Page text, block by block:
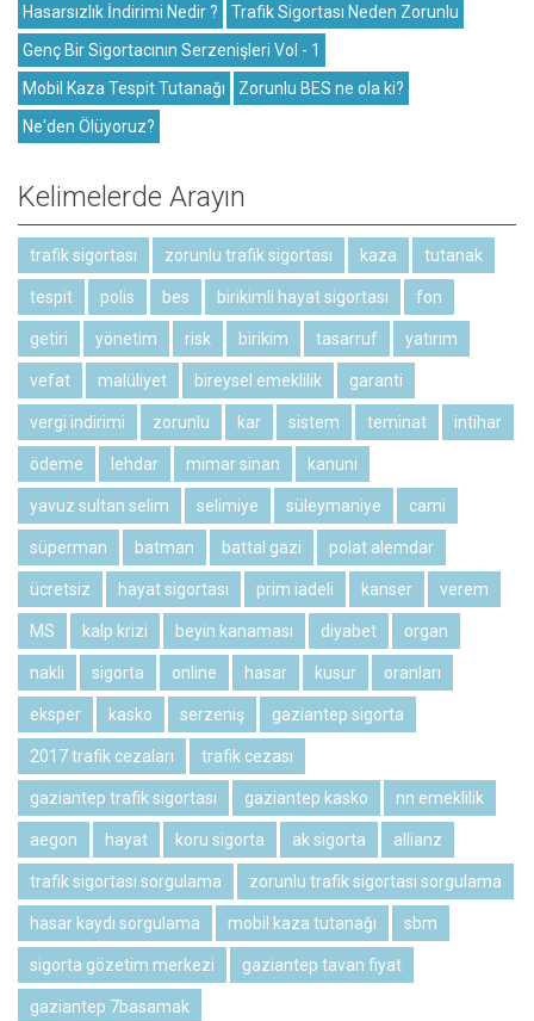
Hasarsızlık İndirimi Nedir ?
Trafik Sigortası Neden Zorunlu
Genç Bir Sigortacının Serzenişleri Vol - 1
Mobil Kaza Tespit Tutanağı
Zorunlu BES ne ola ki?
Ne'den Ölüyoruz?
Kelimelerde Arayın
trafik sigortası zorunlu trafik sigortası kaza tutanak
tespit polis bes birikimli hayat sigortası fon
getiri yönetim risk birikim tasarruf yatırım
vefat malüliyet bireysel emeklilik garanti
vergi indirimi zorunlu kar sistem teminat intihar
ödeme lehdar mimar sinan kanuni
yavuz sultan selim selimiye süleymaniye cami
süperman batman battal gazi polat alemdar
ücretsiz hayat sigortası prim iadeli kanser verem
MS kalp krizi beyin kanaması diyabet organ
nakli sigorta online hasar kusur oranları
eksper kasko serzeniş gaziantep sigorta
2017 trafik cezaları trafik cezası
gaziantep trafik sigortası gaziantep kasko nn emeklilik
aegon hayat koru sigorta ak sigorta allianz
trafik sigortası sorgulama zorunlu trafik sigortası sorgulama
hasar kaydı sorgulama mobil kaza tutanağı sbm
sigorta gözetim merkezi gaziantep tavan fiyat
gaziantep 7basamak